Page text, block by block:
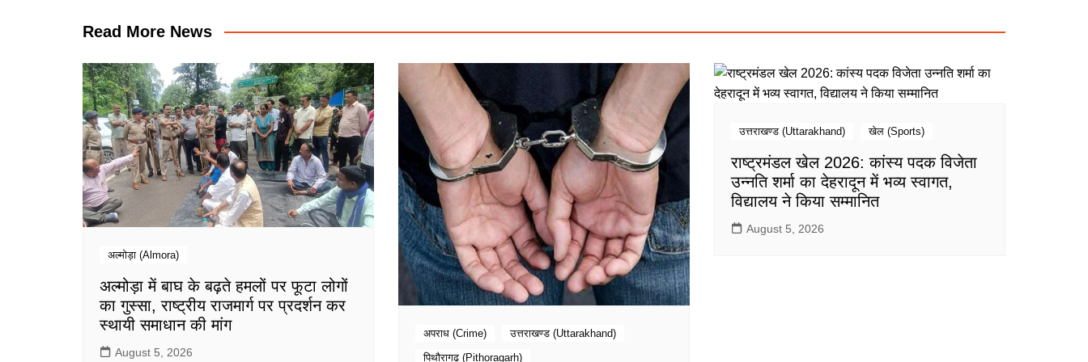
Read More News
अल्मोड़ा (Almora)
अल्मोड़ा में बाघ के बढ़ते हमलों पर फूटा लोगों
का गुस्सा, राष्ट्रीय राजमार्ग पर प्रदर्शन कर
स्थायी समाधान की मांग
August 5, 2026
अपराध (Crime)
उत्तराखण्ड (Uttarakhand)
पिथौरागढ़ (Pithoragarh)
उत्तराखण्ड (Uttarakhand) खेल (Sports)
राष्ट्रमंडल खेल 2026: कांस्य पदक विजेता
उन्नति शर्मा का देहरादून में भव्य स्वागत,
विद्यालय ने किया सम्मानित
August 5, 2026